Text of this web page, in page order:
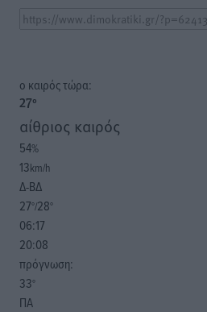
o καιρός τώρα:
27°
αίθριος καιρός
54%
13km/h
Δ-ΒΔ
27°/28°
06:17
20:08
πρόγνωση:
33°
ΠΑ